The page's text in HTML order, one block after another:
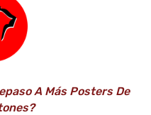
A Más Posters De